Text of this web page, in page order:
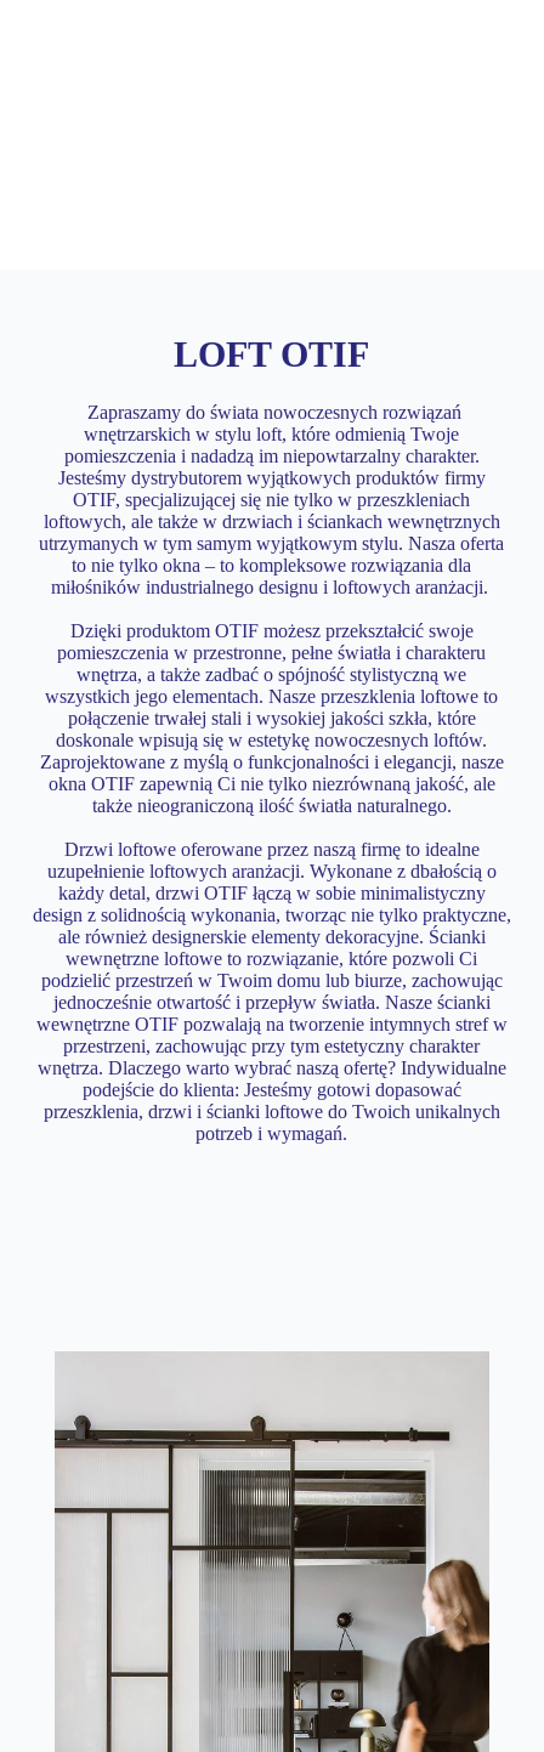
LOFT OTIF
Zapraszamy do świata nowoczesnych rozwiązań
wnętrzarskich w stylu loft, które odmienią Twoje
pomieszczenia i nadadzą im niepowtarzalny charakter.
Jesteśmy dystrybutorem wyjątkowych produktów firmy
OTIF, specjalizującej się nie tylko w przeszkleniach
loftowych, ale także w drzwiach i ściankach wewnętrznych
utrzymanych w tym samym wyjątkowym stylu. Nasza oferta
to nie tylko okna – to kompleksowe rozwiązania dla
miłośników industrialnego designu i loftowych aranżacji.
Dzięki produktom OTIF możesz przekształcić swoje
pomieszczenia w przestronne, pełne światła i charakteru
wnętrza, a także zadbać o spójność stylistyczną we
wszystkich jego elementach. Nasze przeszklenia loftowe to
połączenie trwałej stali i wysokiej jakości szkła, które
doskonale wpisują się w estetykę nowoczesnych loftów.
Zaprojektowane z myślą o funkcjonalności i elegancji, nasze
okna OTIF zapewnią Ci nie tylko niezrównaną jakość, ale
także nieograniczoną ilość światła naturalnego.
Drzwi loftowe oferowane przez naszą firmę to idealne
uzupełnienie loftowych aranżacji. Wykonane z dbałością o
każdy detal, drzwi OTIF łączą w sobie minimalistyczny
design z solidnością wykonania, tworząc nie tylko praktyczne,
ale również designerskie elementy dekoracyjne. Ścianki
wewnętrzne loftowe to rozwiązanie, które pozwoli Ci
podzielić przestrzeń w Twoim domu lub biurze, zachowując
jednocześnie otwartość i przepływ światła. Nasze ścianki
wewnętrzne OTIF pozwalają na tworzenie intymnych stref w
przestrzeni, zachowując przy tym estetyczny charakter
wnętrza. Dlaczego warto wybrać naszą ofertę? Indywidualne
podejście do klienta: Jesteśmy gotowi dopasować
przeszklenia, drzwi i ścianki loftowe do Twoich unikalnych
potrzeb i wymagań.